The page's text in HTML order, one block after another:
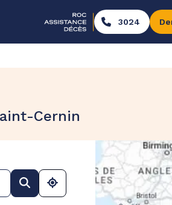
3024
Cernin